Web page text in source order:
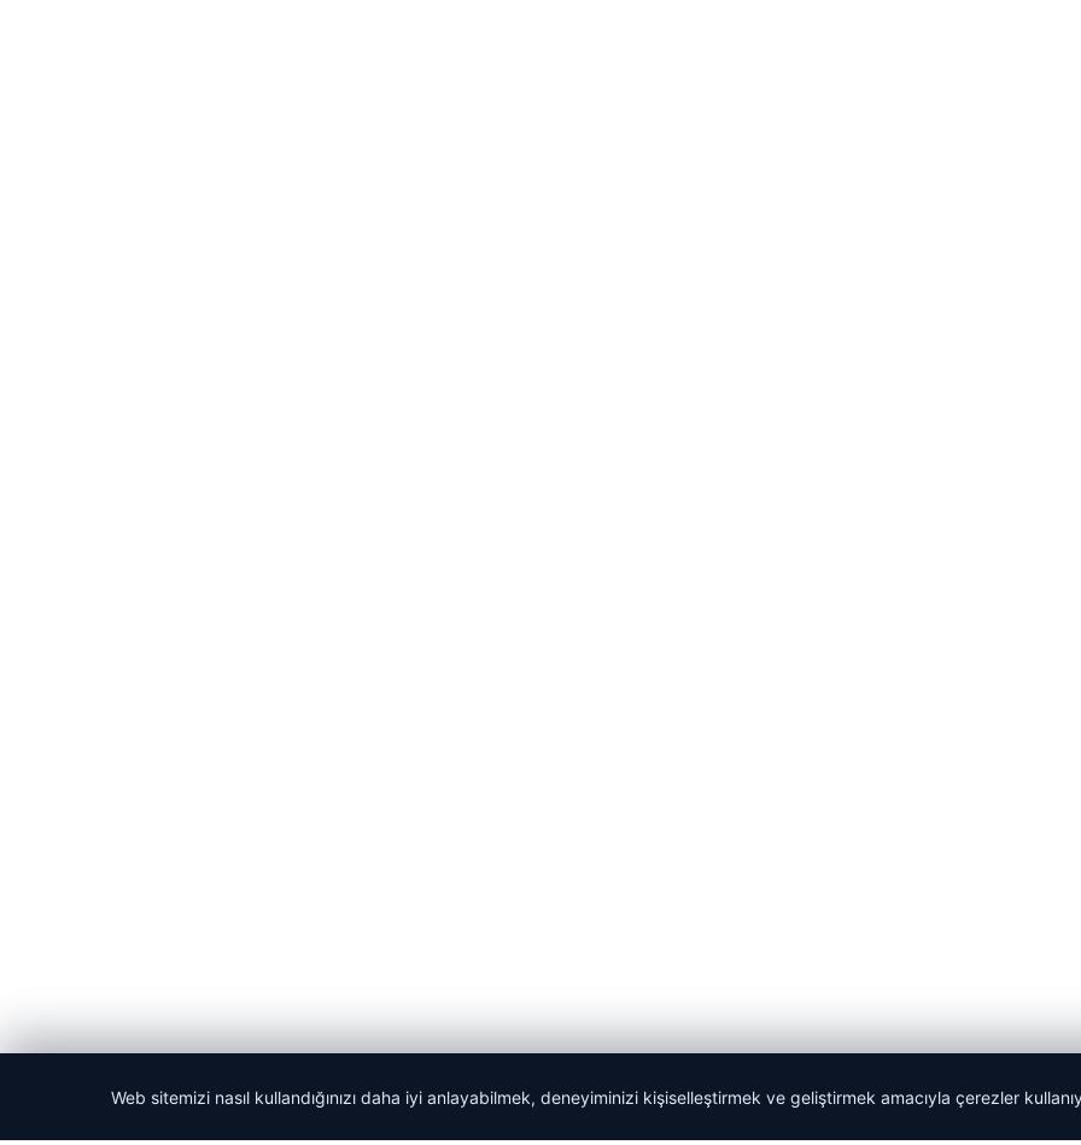
Web sitemizi nasıl kullandığınızı daha iyi anlayabilmek, deneyiminizi kişiselleştirmek ve geliştirmek amacıyla çerezler